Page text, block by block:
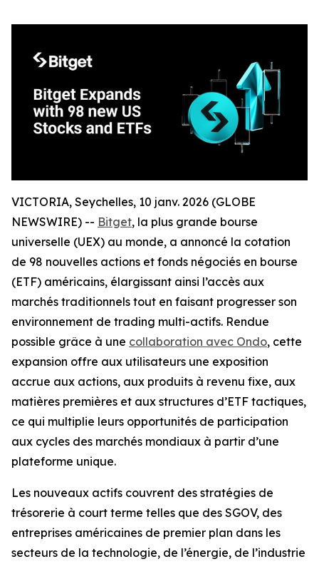
VICTORIA, Seychelles, 10 janv. 2026 (GLOBE
NEWSWIRE) -- Bitget, la plus grande bourse
universelle (UEX) au monde, a annoncé la cotation
de 98 nouvelles actions et fonds négociés en bourse
(ETF) américains, élargissant ainsi l’accès aux
marchés traditionnels tout en faisant progresser son
environnement de trading multi-actifs. Rendue
possible grâce à une collaboration avec Ondo, cette
expansion offre aux utilisateurs une exposition
accrue aux actions, aux produits à revenu fixe, aux
matières premières et aux structures d’ETF tactiques,
ce qui multiplie leurs opportunités de participation
aux cycles des marchés mondiaux à partir d’une
plateforme unique.
Les nouveaux actifs couvrent des stratégies de
trésorerie à court terme telles que des SGOV, des
entreprises américaines de premier plan dans les
secteurs de la technologie, de l’énergie, de l’industrie